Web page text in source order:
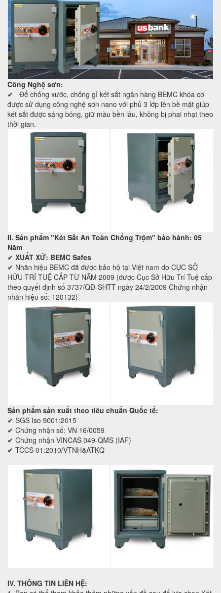
Công Nghệ sơn:
✔ Để chống xước, chống gỉ két sắt ngân hàng BEMC khóa cơ
được sử dụng công nghệ sơn nano với phủ 3 lớp lên bề mặt giúp
két sắt được sáng bóng, giữ màu bền lâu, không bị phai nhạt theo
thời gian.
II. Sản phẩm "Két Sắt An Toàn Chống Trộm" bảo hành: 05
Năm
✔ XUẤT XỨ: BEMC Safes
✔ Nhãn hiệu BEMC đã được bảo hộ tại Việt nam do CỤC SỞ
HỮU TRÍ TUỆ CẤP TỪ NĂM 2009 (được Cục Sở Hữu Trí Tuệ cấp
theo quyết định số 3737/QĐ-SHTT ngày 24/2/2009 Chứng nhận
nhãn hiệu số: 120132)
Sản phẩm sản xuất theo tiêu chuẩn Quốc tế:
✔ SGS Iso 9001:2015
✔ Chứng nhận số: VN 16/0059
✔ Chứng nhận VINCAS 049-QMS (IAF)
✔ TCCS 01:2010/VTNH&ATKQ
IV. THÔNG TIN LIÊN HỆ: